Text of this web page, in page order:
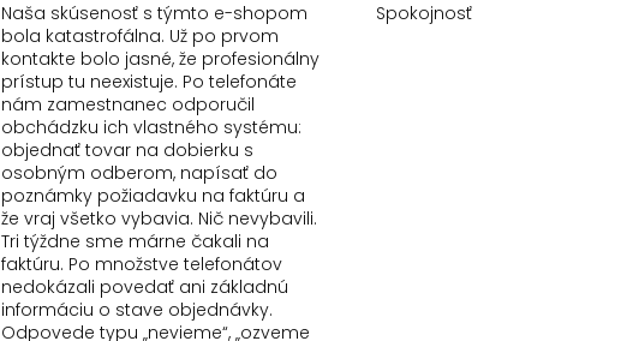
Naša skúsenosť s týmto e-shopom
bola katastrofálna. Už po prvom
kontakte bolo jasné, že profesionálny
prístup tu neexistuje. Po telefonáte
nám zamestnanec odporučil
obchádzku ich vlastného systému:
objednať tovar na dobierku s
osobným odberom, napísať do
poznámky požiadavku na faktúru a
že vraj všetko vybavia. Nič nevybavili.
Tri týždne sme márne čakali na
faktúru. Po množstve telefonátov
nedokázali povedať ani základnú
informáciu o stave objednávky.
Odpovede typu „nevieme“, „ozveme
Spokojnosť